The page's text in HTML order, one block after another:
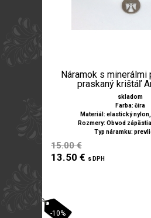
Náramok s minerálmi
praskaný krištáľ
skladom
Farba: číra
Materiál: elastický
Rozmery: Obvod
Typ náramku:
15.00 €
13.50 € s DPH
-10%